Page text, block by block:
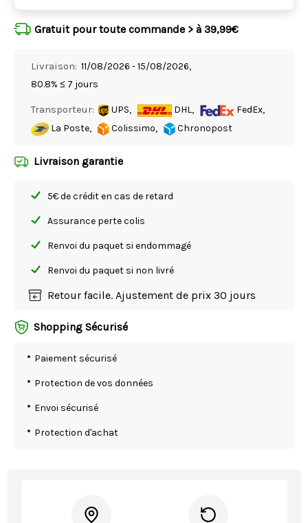
Gratuit pour toute commande > à 39,99€
Livraison: 11/08/2026 - 15/08/2026,
80.8% ≤ 7 jours
Transporteur: UPS, DHL,
FedEx,
La Poste,
Colissimo, Chronopost
Livraison garantie
5€ de crédit en cas de retard
Assurance perte colis
Renvoi du paquet si endommagé
Renvoi du paquet si non livré
Retour facile. Ajustement de prix 30 jours
Shopping Sécurisé
Paiement sécurisé
Protection de vos données
Envoi sécurisé
Protection d'achat